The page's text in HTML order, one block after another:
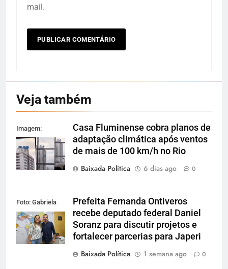
mail.
Veja também
Imagem:
Reprodução
Casa Fluminense cobra planos de
adaptação climática após ventos
de mais de 100 km/h no Rio
Baixada Política
6 dias ago 0
Foto: Gabriela
Figueiredo
Prefeita Fernanda Ontiveros
recebe deputado federal Daniel
Soranz para discutir projetos e
fortalecer parcerias para Japeri
Baixada Política
1 semana ago 0